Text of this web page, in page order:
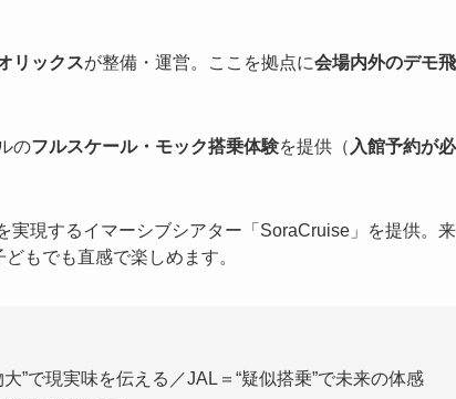
リックスが整備・運営。ここを拠点に会場内外のデモ飛
のフルスケール・モック搭乗体験を提供（ 入館予約が必
実現するイマーシブシアター「SoraCruise」を提供。来
もでも直感で楽しめます。
”で現実味を伝える／JAL＝“疑似搭乗”で未来の体感